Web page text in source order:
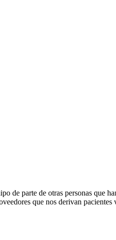
de parte de otras personas que
que nos derivan pacientes